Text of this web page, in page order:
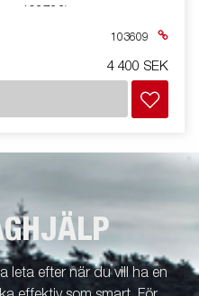
102723)
103609
4 400 SEK
leta efter när du vill ha en